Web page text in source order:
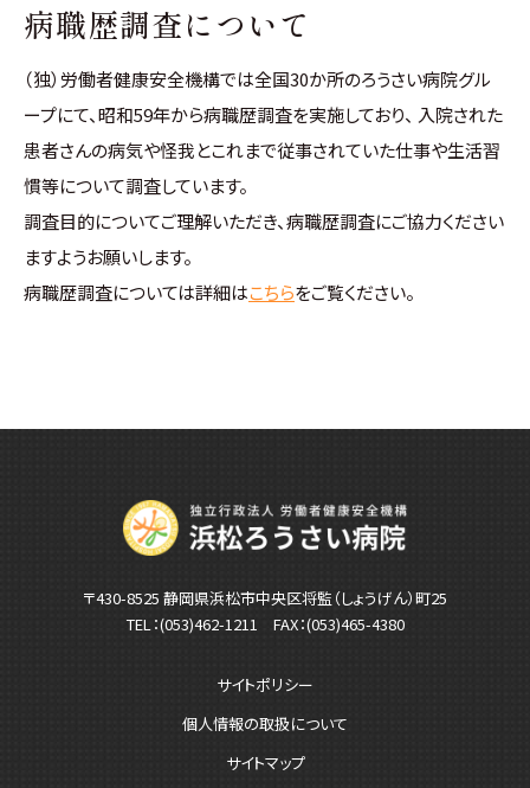
病職歴調査について
（独）労働者健康安全機構では全国30か所のろうさい病院グル
ープにて、昭和59年から病職歴調査を実施しており、 入院された
患者さんの病気や怪我とこれまで従事されていた仕事や生活習
慣等について調査しています。
調査目的についてご理解いただき、病職歴調査にご協力ください
ますようお願いします。
病職歴調査については詳細はこちらをご覧ください。
〒430-8525 静岡県浜松市中央区将監（しょうげん）町25
TEL：(053)462-1211 FAX：(053)465-4380
サイトポリシー
個人情報の取扱について
サイトマップ